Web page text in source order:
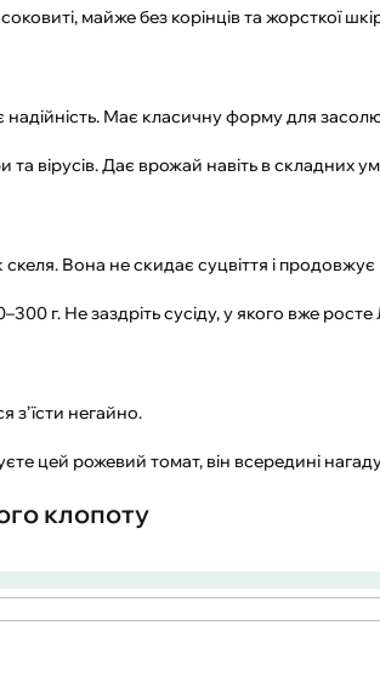
майже без корінців та жорсткої
Має класичну форму для
та вірусів. Дає врожай навіть в складних
скеля. Вона не скидає суцвіття і
г. Не заздріть сусіду, у якого вже
з’їсти негайно.
цей рожевий томат, він всередині
клопоту